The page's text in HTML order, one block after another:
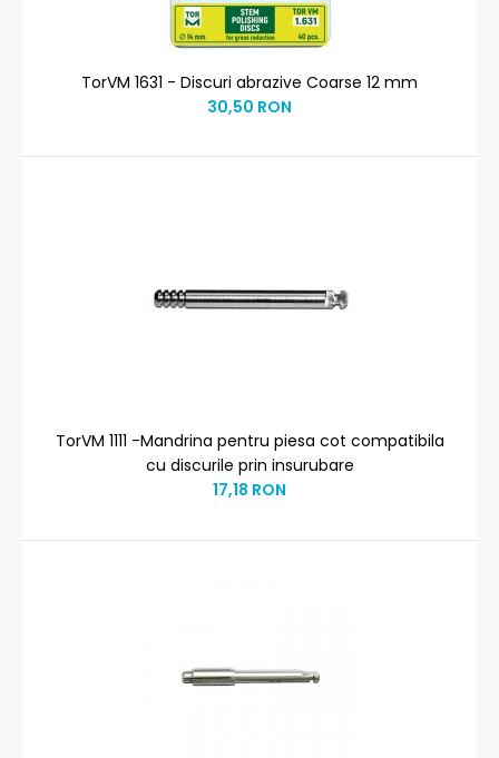
TorVM 1631 - Discuri abrazive Coarse 12 mm
30,50 RON
TorVM 1111 -Mandrina pentru piesa cot compatibila
cu discurile prin insurubare
17,18 RON